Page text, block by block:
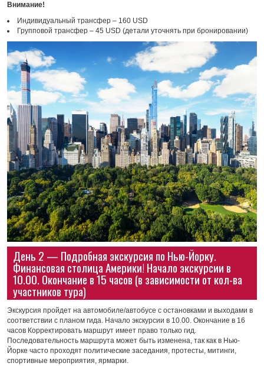
Внимание!
Индивидуальный трансфер – 160 USD
Групповой трансфер – 45 USD (детали уточнять при бронировании)
День 2 — Подробная экскурсия по Нью-Йорку.
Финансовая столица Америки! Начало экскурсии в
10.00. Окончание в 15 часов (в зависимости от кол-ва
участников тура)
Экскурсия пройдет на автомобиле/автобусе с остановками и выходами в
соответствии с планом гида. Начало экскурсии в 10.00. Окончание в 16
часов Корректировать маршрут имеет право только гид.
Последовательность маршрута может быть изменена, так как в Нью-
Йорке часто проходят политические заседания, протесты, митинги,
спортивные мероприятия, ярмарки.